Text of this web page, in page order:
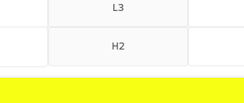
L3
H2